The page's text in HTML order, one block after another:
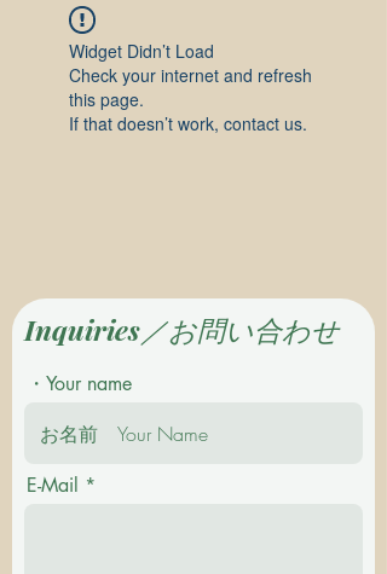
Widget Didn’t Load
Check your internet and refresh
this page.
If that doesn’t work, contact us.
Inquiries／お問い合わせ
・Your name
E-Mail